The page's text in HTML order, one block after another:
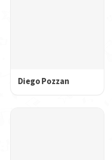
Diego Pozzan